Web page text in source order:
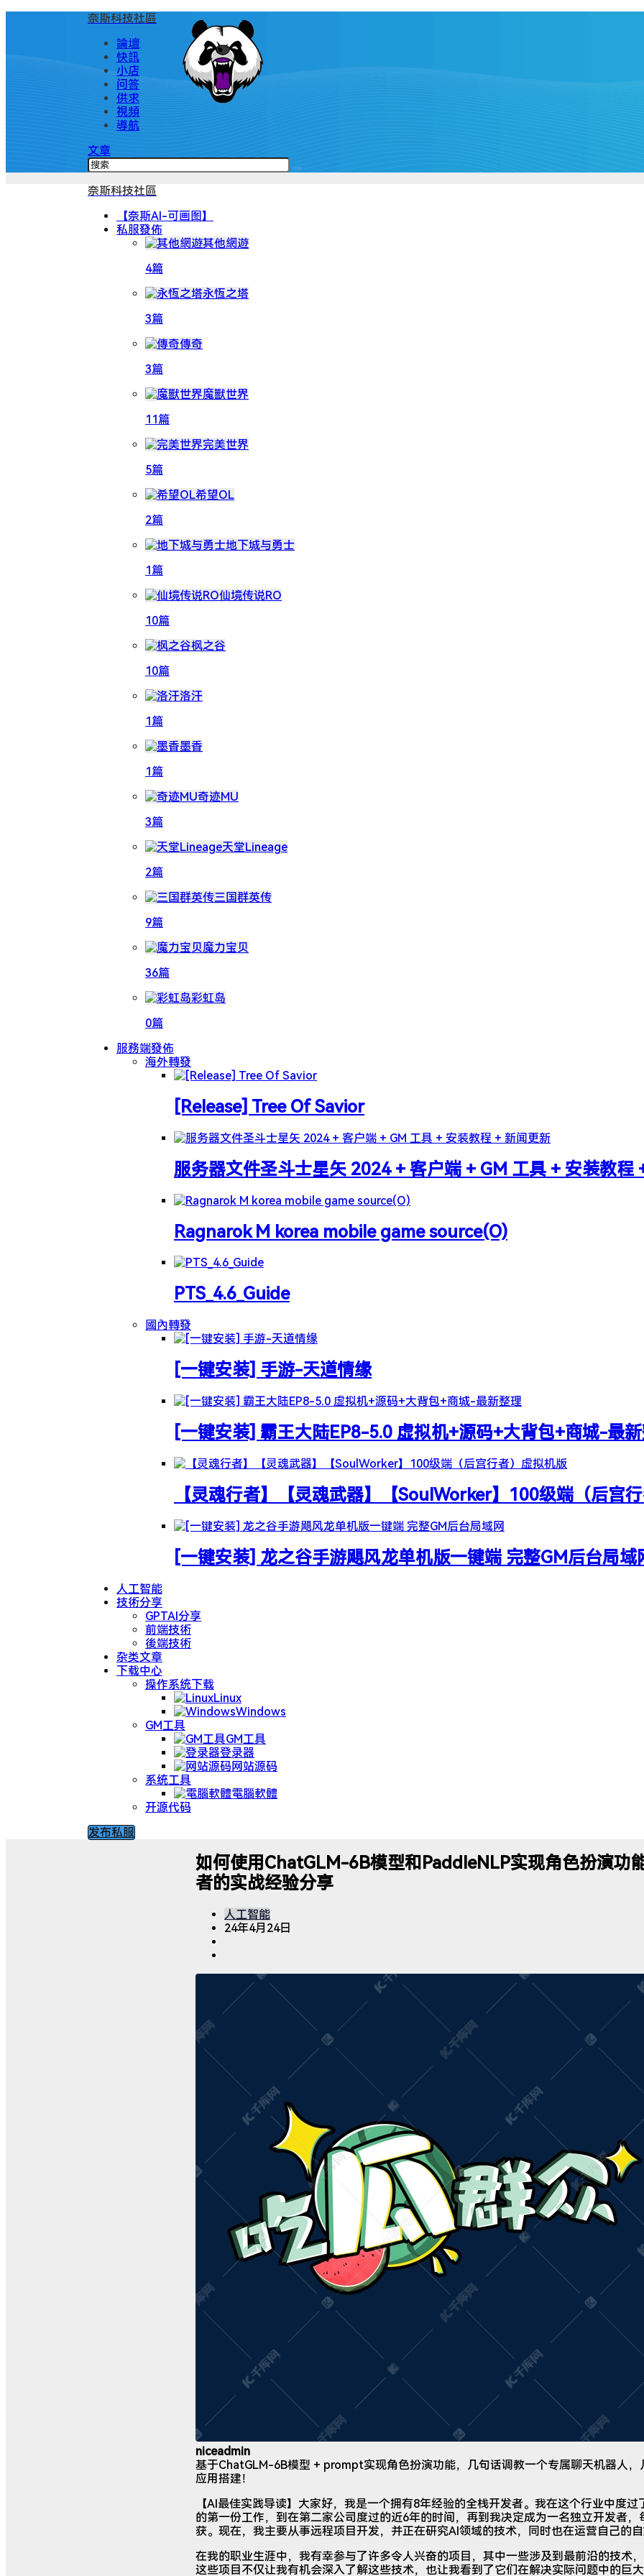
奈斯科技社區
論壇
快訊
小店
问答
供求
視頻
導航
文章
奈斯科技社區
【奈斯AI-可画图】
私服發佈
其他網遊
4篇
永恆之塔
3篇
傳奇
3篇
魔獸世界
11篇
完美世界
5篇
希望OL
2篇
地下城与勇士
1篇
仙境传说RO
10篇
枫之谷
10篇
洛汗
1篇
墨香
1篇
奇迹MU
3篇
天堂Lineage
2篇
三国群英传
9篇
魔力宝贝
36篇
彩虹岛
0篇
服務端發佈
海外轉發
[Release] Tree Of Savior
服务器文件圣斗士星矢 2024 + 客户端 + GM 工具 + 安装教程
Ragnarok M korea mobile game source(O)
PTS_4.6_Guide
國內轉發
[一键安装] 手游-天道情缘
[一键安装] 霸王大陆EP8-5.0 虚拟机+源码+大背包+商城-最
【灵魂行者】【灵魂武器】【SoulWorker】100级端（后宫
[一键安装] 龙之谷手游飓风龙单机版一键端 完整GM后台局域
人工智能
技術分享
GPTAI分享
前端技術
後端技術
杂类文章
下载中心
操作系统下载
Linux
Windows
GM工具
GM工具
登录器
网站源码
系统工具
電腦軟體
开源代码
发布私服
如何使用ChatGLM-6B模型和PaddleNLP实现角色扮演功
者的实战经验分享
人工智能
24年4月24日
niceadmin
基于ChatGLM-6B模型 + prompt实现角色扮演功能，几句话调教一个专属聊天机器人，
应用搭建！
【AI最佳实践导读】大家好，我是一个拥有8年经验的全栈开发者。我在这个行业中度
的第一份工作，到在第二家公司度过的近6年的时间，再到我决定成为一名独立开发者
获。现在，我主要从事远程项目开发，并正在研究AI领域的技术，同时也在运营自己的自
在我的职业生涯中，我有幸参与了许多令人兴奋的项目，其中一些涉及到最前沿的技术
这些项目不仅让我有机会深入了解这些技术，也让我看到了它们在解决实际问题中的巨大